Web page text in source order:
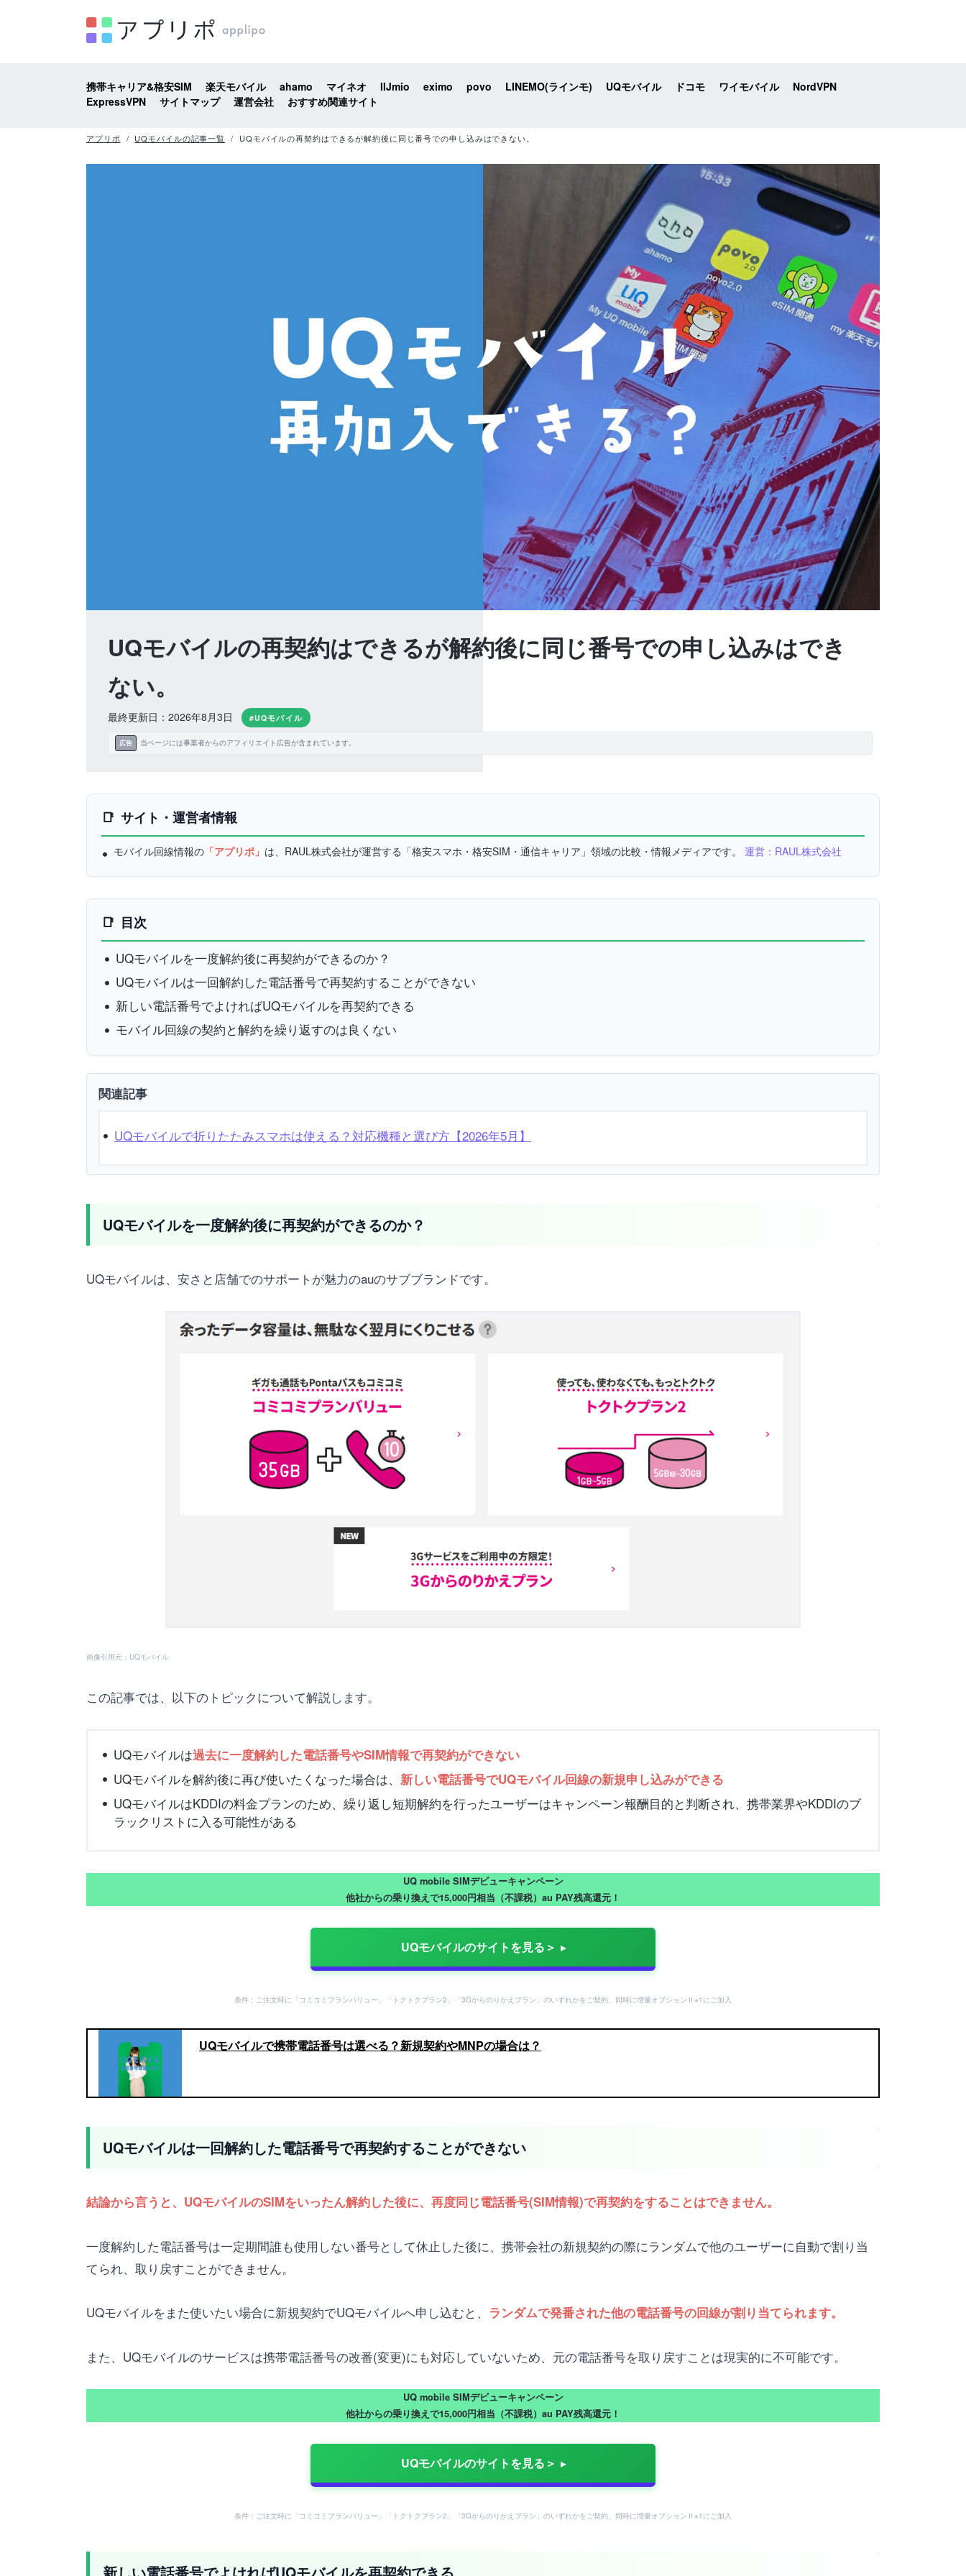
携帯キャリア&格安SIM 楽天モバイル ahamo マイネオ IIJmio eximo povo LINEMO(ラインモ) UQモバイル ドコモ ワイモバイル
NordVPN
ExpressVPN
サイトマップ 運営会社 おすすめ関連サイト
アプリポ UQモバイルの記事一覧 UQモバイルの再契約はできるが解約後に同じ番号での申し込みはできない。
UQモバイルの再契約はできるが解約後に同じ番号での申し込みはでき
ない。
最終更新日：2026年8月3日 #UQモバイル
広告 当ページには事業者からのアフィリエイト広告が含まれています。
サイト・運営者情報
モバイル回線情報の 「アプリポ」 は、RAUL株式会社が運営する「格安スマホ・格安SIM・通信キャリア」領域の比較・情報メディアです。 運営：RAUL株式会社
目次
UQモバイルを一度解約後に再契約ができるのか？
UQモバイルは一回解約した電話番号で再契約することができない
新しい電話番号でよければUQモバイルを再契約できる
モバイル回線の契約と解約を繰り返すのは良くない
関連記事
UQモバイルで折りたたみスマホは使える？対応機種と選び方【2026年5月】
UQモバイルを一度解約後に再契約ができるのか？
UQモバイルは、安さと店舗でのサポートが魅力のauのサブブランドです。
画像引用元：UQモバイル
この記事では、以下のトピックについて解説します。
UQモバイルは過去に一度解約した電話番号やSIM情報で再契約ができない
UQモバイルを解約後に再び使いたくなった場合は、 新しい電話番号でUQモバイル回線の新規申し込みができる
UQモバイルはKDDIの料金プランのため、繰り返し短期解約を行ったユーザーはキャンペーン報酬目的と判断され、携帯業界やKDDIのブ
ラックリストに入る可能性がある
UQ mobile SIMデビューキャンペーン
他社からの乗り換えで15,000円相当（不課税）au PAY残高還元！
UQモバイルのサイトを見る＞
条件：ご注文時に「コミコミプランバリュー」「トクトクプラン2」「3Gからのりかえプラン」のいずれかをご契約、同時に増量オプションⅡ※1にご加入
UQモバイルで携帯電話番号は選べる？新規契約やMNPの場合は？
UQモバイルは一回解約した電話番号で再契約することができない
結論から言うと、UQモバイルのSIMをいったん解約した後に、再度同じ電話番号(SIM情報)で再契約をすることはできません。
一度解約した電話番号は一定期間誰も使用しない番号として休止した後に、携帯会社の新規契約の際にランダムで他のユーザーに自動で割り当
てられ、取り戻すことができません。
UQモバイルをまた使いたい場合に新規契約でUQモバイルへ申し込むと、 ランダムで発番された他の電話番号の回線が割り当てられます。
また、UQモバイルのサービスは携帯電話番号の改番(変更)にも対応していないため、元の電話番号を取り戻すことは現実的に不可能です。
UQ mobile SIMデビューキャンペーン
他社からの乗り換えで15,000円相当（不課税）au PAY残高還元！
UQモバイルのサイトを見る＞
条件：ご注文時に「コミコミプランバリュー」「トクトクプラン2」「3Gからのりかえプラン」のいずれかをご契約、同時に増量オプションⅡ※1にご加入